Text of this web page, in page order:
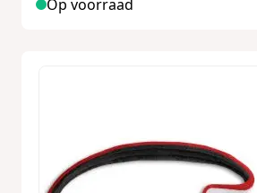
Op voorraad